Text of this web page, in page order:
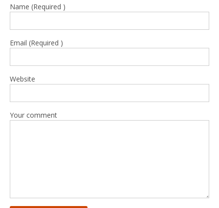
Name (Required )
Email (Required )
Website
Your comment